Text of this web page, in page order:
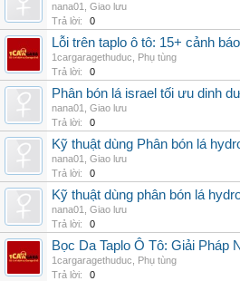
nana01
Giao lưu
Trả lời:
0
Lỗi trên taplo ô tô: 15+ cảnh
1cargaragethuduc
Phụ tùng
Trả lời:
0
Phân bón lá israel tối ưu dinh
nana01
Giao lưu
Trả lời:
0
Kỹ thuật dùng Phân bón lá
nana01
Giao lưu
Trả lời:
0
Kỹ thuật dùng phân bón lá
nana01
Giao lưu
Trả lời:
0
Bọc Da Taplo Ô Tô: Giải Pháp
1cargaragethuduc
Phụ tùng
Trả lời:
0